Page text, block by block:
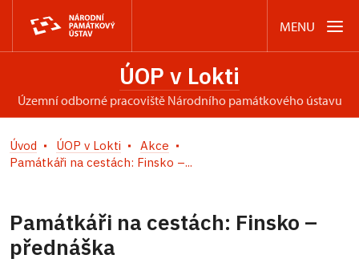
MENU
ÚOP v Lokti
územní odborné pracoviště Národního památkového ústavu
Úvod ÚOP v Lokti
Akce
Památkáři na cestách: Finsko –...
Památkáři na cestách: Finsko –
přednáška